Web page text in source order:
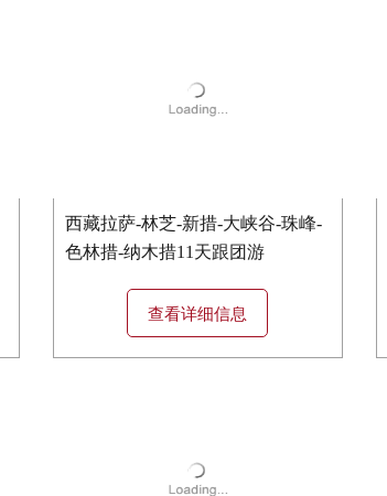
西藏拉萨-林芝-新措-大峡谷-珠峰-
色林措-纳木措11天跟团游
查看详细信息